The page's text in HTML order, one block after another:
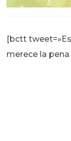
[bctt
merece la